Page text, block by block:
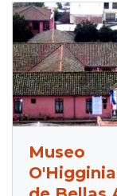
Museo